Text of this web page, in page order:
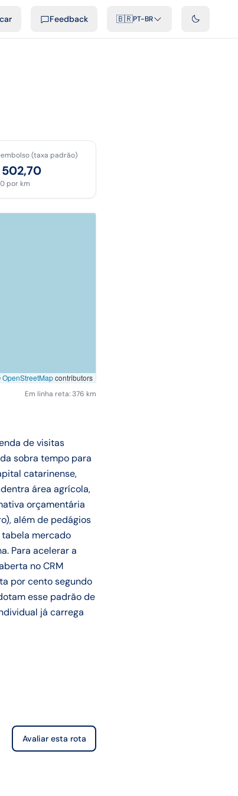
Feedback 🇧🇷PT-BR
(taxa padrão)
502,70
por km
OpenStreetMapcontributors
Em linha reta: 376 km
de visitas
sobra tempo para
catarinense,
área agrícola,
orçamentária
além de pedágios
tabela mercado
Para acelerar a
no CRM
por cento segundo
esse padrão de
já carrega
Avaliar esta rota